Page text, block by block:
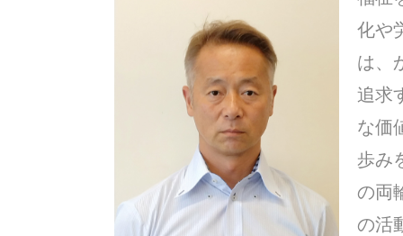
化や
は、
追求
な価
歩み
の両
の活